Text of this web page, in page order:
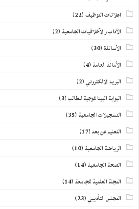
اعلانات التوظيف (22)
الآداب والأخلاقيات الجامعية (2)
الأساتذة(30)
الأمانة العامة (4)
البريد الالكتروني(2)
البوابة البيداغوجية للطالب(3)
التسجيلات الجامعية (35)
التعليم عن بعد(17)
الرياضة الجامعية (10)
الصحة الجامعية (14)
المجلة العلمية للجامعة (14)
المجلس التأديبي(23)